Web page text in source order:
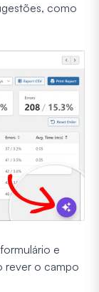
como
e
rever o campo